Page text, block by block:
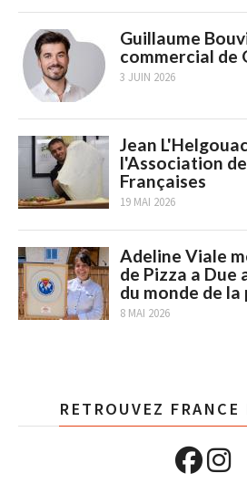
Guillaume
commercial de
3 JUIN 2026
Jean
l'Association
Françaises
19 MAI 2026
Adeline Viale
de Pizza a Due
du monde de la
8 MAI 2026
RETROUVEZ